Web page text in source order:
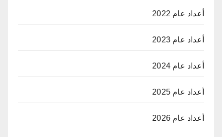
أعداد عام 2022
أعداد عام 2023
أعداد عام 2024
أعداد عام 2025
أعداد عام 2026